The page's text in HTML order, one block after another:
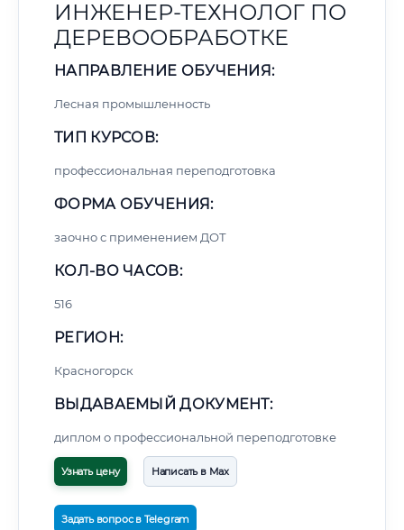
ИНЖЕНЕР-ТЕХНОЛОГ ПО
ДЕРЕВООБРАБОТКЕ
НАПРАВЛЕНИЕ ОБУЧЕНИЯ:
Лесная промышленность
ТИП КУРСОВ:
профессиональная переподготовка
ФОРМА ОБУЧЕНИЯ:
заочно с применением ДОТ
КОЛ-ВО ЧАСОВ:
516
РЕГИОН:
Красногорск
ВЫДАВАЕМЫЙ ДОКУМЕНТ:
диплом о профессиональной переподготовке
Узнать цену Написать в Max
Задать вопрос в Telegram